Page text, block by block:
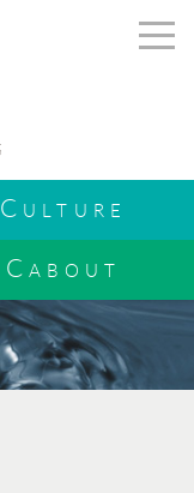
Culture
Cabout